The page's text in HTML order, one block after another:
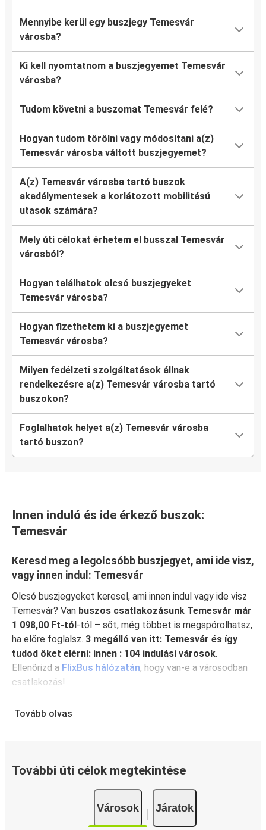
Mennyibe kerül egy buszjegy Temesvár
városba?
Ki kell nyomtatnom a buszjegyemet Temesvár
városba?
Tudom követni a buszomat Temesvár felé?
Hogyan tudom törölni vagy módosítani a(z)
Temesvár városba váltott buszjegyemet?
A(z) Temesvár városba tartó buszok
akadálymentesek a korlátozott mobilitású
utasok számára?
Mely úti célokat érhetem el busszal Temesvár
városból?
Hogyan találhatok olcsó buszjegyeket
Temesvár városba?
Hogyan fizethetem ki a buszjegyemet
Temesvár városba?
Milyen fedélzeti szolgáltatások állnak
rendelkezésre a(z) Temesvár városba tartó
buszokon?
Foglalhatok helyet a(z) Temesvár városba
tartó buszon?
Innen induló és ide érkező buszok:
Temesvár
Keresd meg a legolcsóbb buszjegyet, ami ide visz,
vagy innen indul: Temesvár
Olcsó buszjegyeket keresel, ami innen indul vagy ide visz
Temesvár? Van buszos csatlakozásunk Temesvár már
1 098,00 Ft-tól-tól – sőt, még többet is megspórolhatsz,
ha előre foglalsz. 3 megálló van itt: Temesvár és így
tudod őket elérni: innen : 104 indulási városok.
Ellenőrizd a FlixBus hálózatán, hogy van-e a városodban
csatlakozás!
FlixBusszal: Temesvár?
utasainak. Élvezd a kényelmes utazást Temesvár
ki kedvenc ülőhelyed, és utazz teljes nyugalomban, mert a
jegyed fedezi a kézipoggyászodat és egy feladott
Tovább olvas
További úti célok megtekintése
Városok Járatok